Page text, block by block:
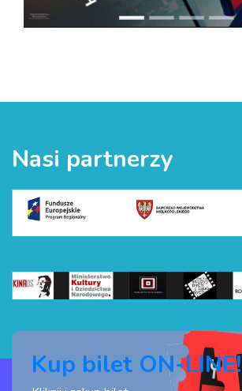
Nasi partnerzy
Kup bilet ON-LINE!